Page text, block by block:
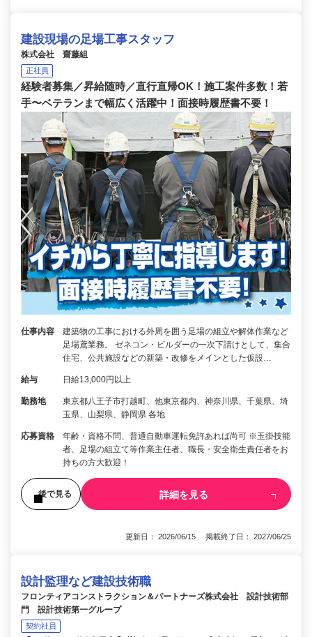
建設現場の足場工事スタッフ
株式会社 齋藤組
正社員
経験者募集／昇給随時／直行直帰OK！施工案件多数！若
手〜ベテランまで幅広く活躍中！面接時履歴書不要！
仕事内容
建築物の工事における外周を囲う足場の組立や解体作業など
足場鳶業務。 ゼネコン・ビルダーの一次下請けとして、集合
住宅、公共施設などの新築・改修をメインとした仮設…
給与 日給13,000円以上
勤務地
東京都八王子市打越町、他東京都内、神奈川県、千葉県、埼
玉県、山梨県、静岡県 各地
応募資格
年齢・資格不問、普通自動車運転免許あれば尚可 ※玉掛技能
者、足場の組立て等作業主任者、職長・安全衛生責任者をお
持ちの方大歓迎！
後で見る 詳細を見る
更新日： 2026/06/15 掲載終了日： 2027/06/25
設計監理など建設技術職
フロンティアコンストラクション＆パートナーズ株式会社 設計技術部
門 設計技術第一グループ
契約社員